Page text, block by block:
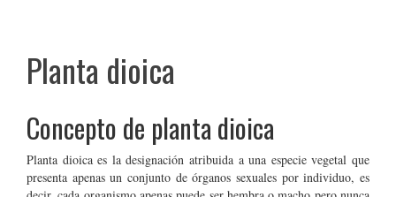
Planta dioica
Concepto de planta dioica
Planta dioica es la designación atribuida a una especie vegetal que
presenta apenas un conjunto de órganos sexuales por individuo, es